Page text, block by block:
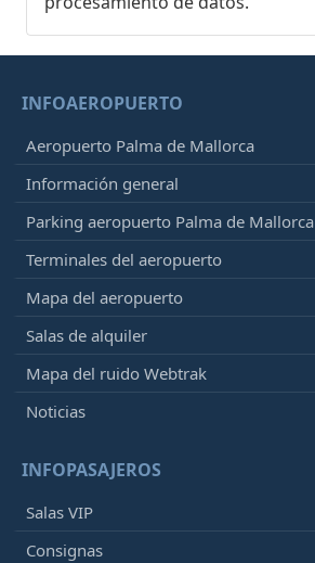
INFOAEROPUERTO
Aeropuerto Palma de Mallorca
Información general
Parking aeropuerto Palma de Mallorca
Terminales del aeropuerto
Mapa del aeropuerto
Salas de alquiler
Mapa del ruido Webtrak
Noticias
INFOPASAJEROS
Salas VIP
Consignas